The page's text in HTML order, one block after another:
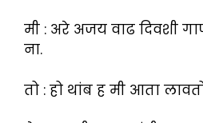
मी : अरे अजय वाढ दिवशी
ना.
तो : हो थांब ह मी आता